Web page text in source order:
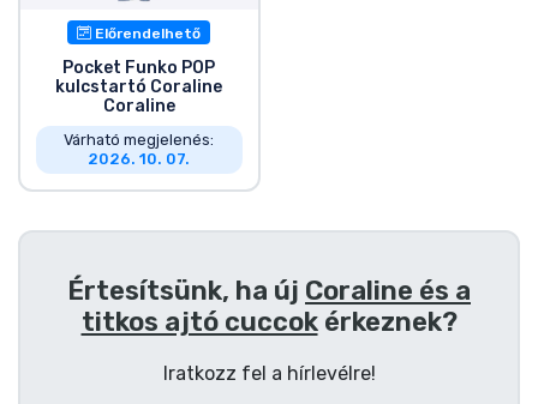
Előrendelhető
Pocket Funko POP
kulcstartó Coraline
Coraline
Várható megjelenés:
2026. 10. 07.
Értesítsünk, ha új Coraline és a
titkos ajtó cuccokérkeznek?
Iratkozz fel a hírlevélre!
Márkák